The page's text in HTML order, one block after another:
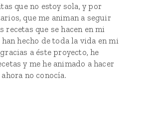
que no estoy sola, y por
que me animan a seguir
recetas que se hacen en mi
han hecho de toda la vida en mi
a éste proyecto, he
y me he animado a hacer
no conocía.